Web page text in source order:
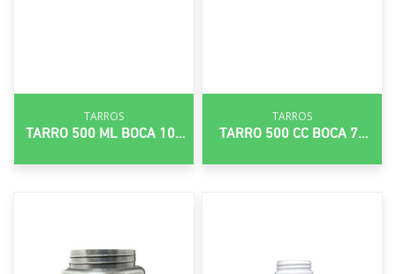
TARROS
TARRO 500 ML BOCA 100
TARROS
TARRO 500 CC BOCA 70